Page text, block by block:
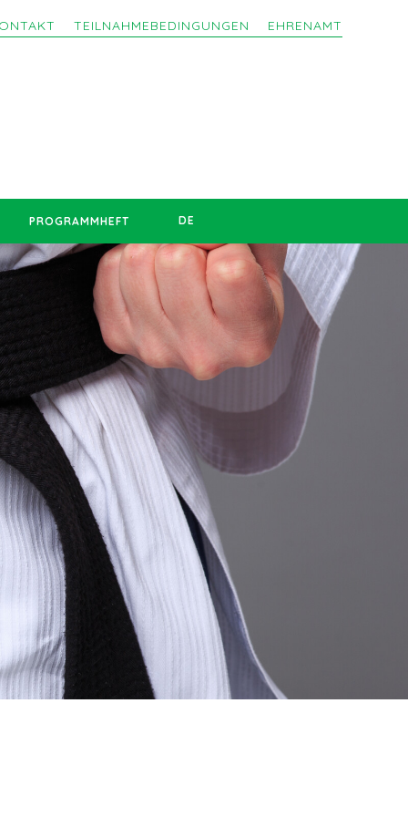
TEILNAHMEBEDINGUNGEN EHRENAMT
PROGRAMMHEFT DE